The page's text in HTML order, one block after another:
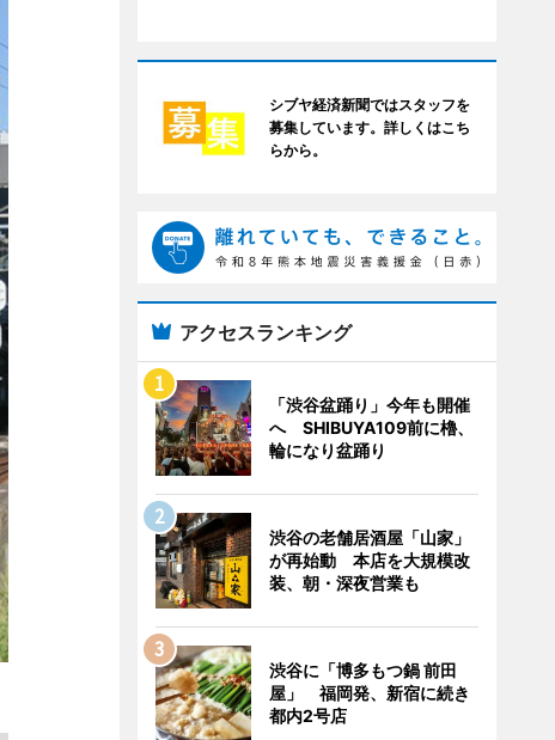
シブヤ経済新聞ではスタッフを
募集しています。詳しくはこち
らから。
アクセスランキング
「渋谷盆踊り」今年も開催
へ SHIBUYA109前に櫓、
輪になり盆踊り
渋谷の老舗居酒屋「山家」
が再始動 本店を大規模改
装、朝・深夜営業も
渋谷に「博多もつ鍋 前田
屋」 福岡発、新宿に続き
都内2号店